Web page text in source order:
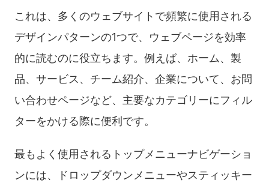
これは、多くのウェブサイトで頻繁に使用される
デザインパターンの1つで、ウェブページを効率
的に読むのに役立ちます。例えば、ホーム、製
品、サービス、チーム紹介、企業について、お問
い合わせページなど、主要なカテゴリーにフィル
ターをかける際に便利です。
最もよく使用されるトップメニューナビゲーショ
ンには、ドロップダウンメニューやスティッキー